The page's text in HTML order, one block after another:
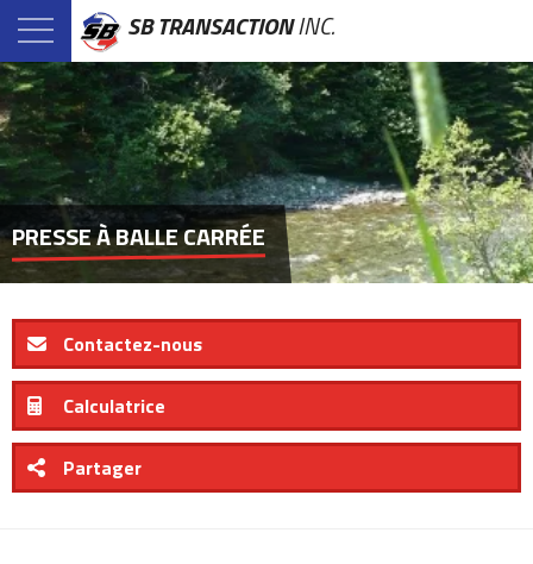
SB TRANSACTIONINC.
PRESSE À BALLE CARRÉE
Contactez-nous
Calculatrice
Partager